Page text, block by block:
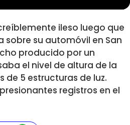
ileso luego que
sobre su automóvil en San
producido por un
el nivel de altura de la
de 5 estructuras de luz.
registros en el